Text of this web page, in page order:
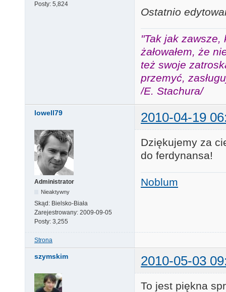
Posty: 5,824
Ostatnio
"Tak jak zawsze,
żałowałem, że
też swoje
przemyć,
/E. Stachura/
lowell79 2010-04-19
Administrator
Nieaktywny
Skąd: Bielsko-Biała
Zarejestrowany: 2009-09-05
Posty: 3,255
Dziękujemy za
do ferdynansa!
Noblum
Strona
szymskim 2010-05-03
To jest piękna